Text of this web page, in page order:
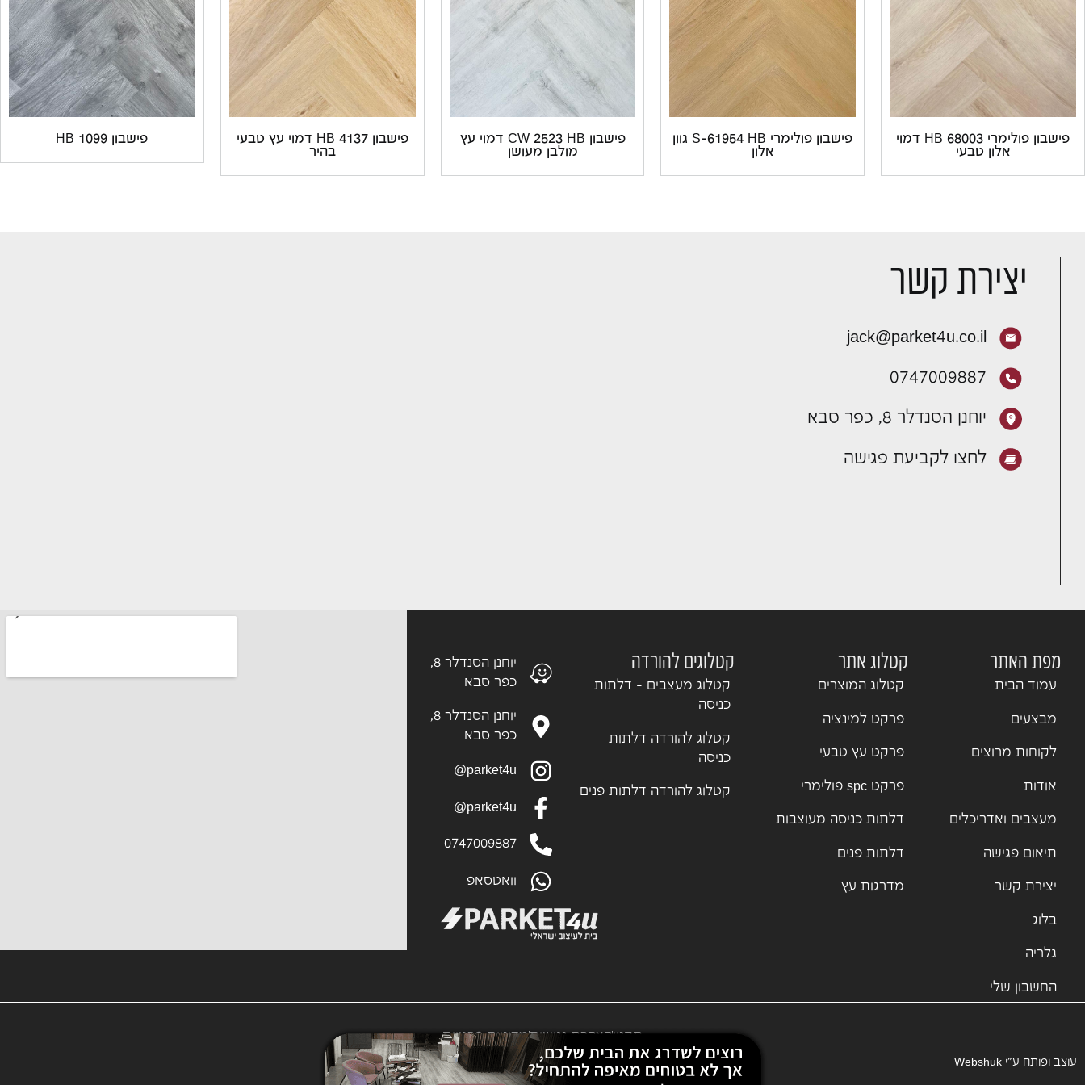
פישבון פולימרי 68003 HB דמוי
אלון טבעי
פישבון פולימרי S-61954 HB גוון
אלון
פישבון CW 2523 HB דמוי עץ
מולבן מעושן
פישבון 4137 HB דמוי עץ טבעי
בהיר
פישבון 1099 HB
יצירת קשר
jack@parket4u.co.il
0747009887
יוחנן הסנדלר 8, כפר סבא
לחצו לקביעת פגישה
מפת האתר
עמוד הבית
מבצעים
לקוחות מרוצים
אודות
מעצבים ואדריכלים
תיאום פגישה
יצירת קשר
בלוג
גלריה
החשבון שלי
קטלוג אתר
קטלוג המוצרים
פרקט למינציה
פרקט עץ טבעי
פרקט spc פולימרי
דלתות כניסה מעוצבות
דלתות פנים
מדרגות עץ
קטלוגים להורדה
קטלוג מעצבים - דלתות
כניסה
קטלוג להורדה דלתות
כניסה
קטלוג להורדה דלתות פנים
יוחנן הסנדלר 8,
כפר סבא
יוחנן הסנדלר 8,
כפר סבא
parket4u@
parket4u@
0747009887
וואטסאפ
תקנוןהצהרת נגישותמדיניות פרטיות
עוצב ופותח ע”י Webshuk